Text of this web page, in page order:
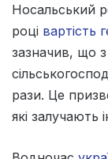
Носальський
році вартість
зазначив, що
рази. Це
які залучають